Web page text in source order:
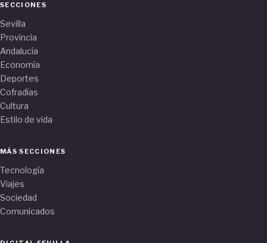
SECCIONES
Sevilla
Provincia
Andalucía
Economía
Deportes
Cofradías
Cultura
Estilo de vida
MÁS SECCIONES
Tecnología
Viajes
Sociedad
Comunicados